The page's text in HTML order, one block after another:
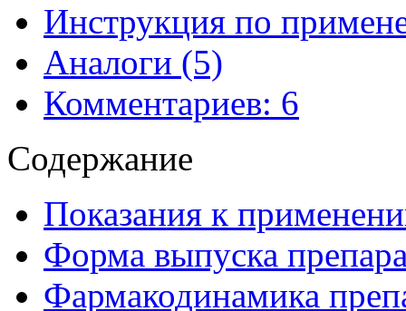
Инструкция по
Аналоги (5)
Комментариев: 6
Содержание
Показания к
Форма выпуска
Фармакодинамика